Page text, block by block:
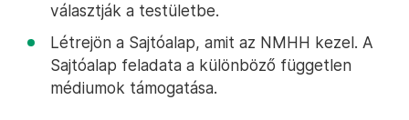
választják a testületbe.
Létrejön a Sajtóalap, amit az NMHH kezel. A
Sajtóalap feladata a különböző független
médiumok támogatása.